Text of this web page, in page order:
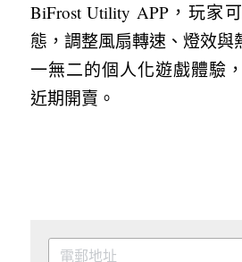
BiFrost Utility APP，玩家
態，調整風扇轉速、燈效與
一無二的個人化遊戲體驗
近期開賣。